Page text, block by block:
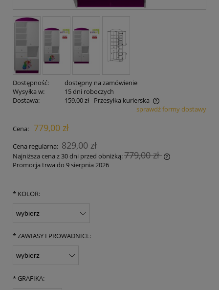
Dostępność:
dostępny na zamówienie
Wysyłka w:
15 dni roboczych
Dostawa:
159,00 zł- Przesyłka kurierska
Cena nie zawiera ewentualnych kosztów płatnościsprawdź formy dostawy
Cena: 779,00 zł
Cena regularna: 829,00 zł
Najniższa cena z 30 dni przed obniżką:779,00 zł
Promocja trwa do 9 sierpnia 2026
* KOLOR:
*ZAWIASY I PROWADNICE:
* GRAFIKA: